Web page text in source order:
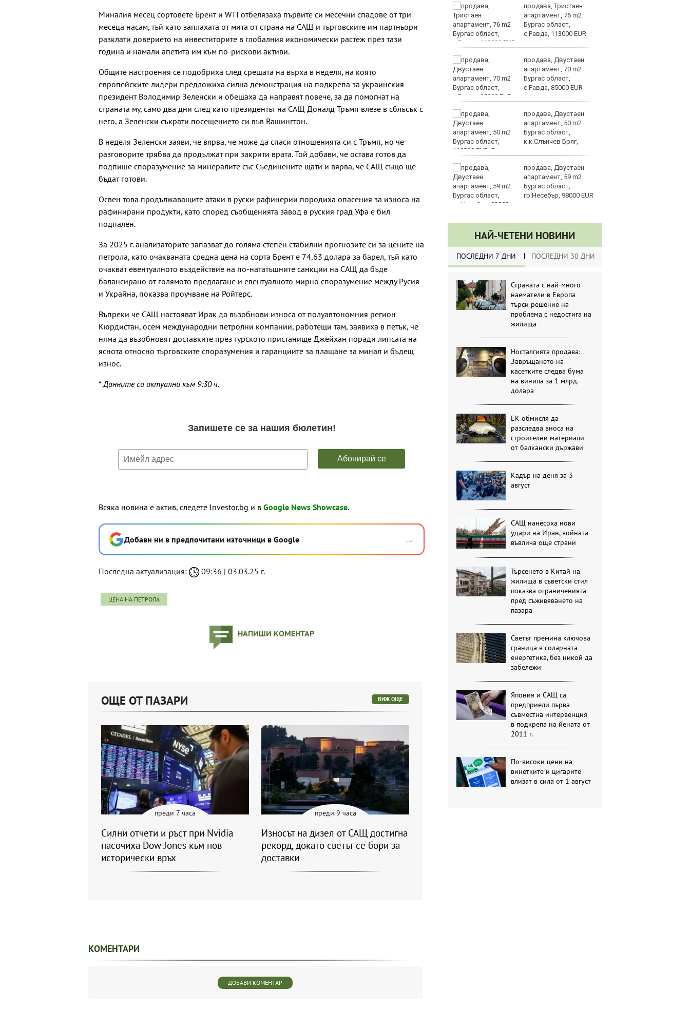
Миналия месец сортовете Брент и WTI отбелязаха първите си месечни спадове от три
месеца насам, тъй като заплахата от мита от страна на САЩ и търговските им партньори
разклати доверието на инвеститорите в глобалния икономически растеж през тази
година и намали апетита им към по-рискови активи.
Общите настроения се подобриха след срещата на върха в неделя, на която
европейските лидери предложиха силна демонстрация на подкрепа за украинския
президент Володимир Зеленски и обещаха да направят повече, за да помогнат на
страната му, само два дни след като президентът на САЩ Доналд Тръмп влезе в сблъсък с
него, а Зеленски съкрати посещението си във Вашингтон.
В неделя Зеленски заяви, че вярва, че може да спаси отношенията си с Тръмп, но че
разговорите трябва да продължат при закрити врата. Той добави, че остава готов да
подпише споразумение за минералите със Съединените щати и вярва, че САЩ също ще
бъдат готови.
Освен това продължаващите атаки в руски рафинерии породиха опасения за износа на
рафинирани продукти, като според съобщенията завод в руския град Уфа е бил
подпален.
За 2025 г. анализаторите запазват до голяма степен стабилни прогнозите си за цените на
петрола, като очакваната средна цена на сорта Брент е 74,63 долара за барел, тъй като
очакват евентуалното въздействие на по-нататъшните санкции на САЩ да бъде
балансирано от голямото предлагане и евентуалното мирно споразумение между Русия
и Украйна, показва проучване на Ройтерс.
Въпреки че САЩ настояват Ирак да възобнови износа от полуавтономния регион
Кюрдистан, осем международни петролни компании, работещи там, заявиха в петък, че
няма да възобновят доставките през турското пристанище Джейхан поради липсата на
яснота относно търговските споразумения и гаранциите за плащане за минал и бъдещ
износ.
* Данните са актуални към 9:30 ч.
Всяка новина е актив, следете Investor.bg и в Google News Showcase.
Добави ни в предпочитани източници в Google →
Последна актуализация: 09:36 | 03.03.25 г.
ЦЕНА НА ПЕТРОЛА
НАПИШИ КОМЕНТАР
Младежкия хълм в
Пловдив е от Кричим
таван на тротоар
Това са последните
евро по закон
Хванаха за ден 29
продава, Тристаен
апартамент, 76 m2
Бургас област,
с.Равда, 113000 EUR
продава, Двустаен
апартамент, 70 m2
Бургас област,
с.Равда, 85000 EUR
продава, Двустаен
апартамент, 50 m2
Бургас област,
к.к.Слънчев Бряг,
118000 EUR
продава, Двустаен
апартамент, 59 m2
Бургас област,
гр.Несебър, 98000 EUR
НАЙ-ЧЕТЕНИ НОВИНИ
ПОСЛЕДНИ 7 ДНИ ПОСЛЕДНИ 30 ДНИ
Страната с най-много
наематели в Европа
търси решение на
проблема с недостига на
жилища
Носталгията продава:
Завръщането на
касетките следва бума
на винила за 1 млрд.
долара
ЕК обмисля да
разследва вноса на
строителни материали
от балкански държави
Кадър на деня за 3
август
САЩ нанесоха нови
удари на Иран, войната
въвлича още страни
Търсенето в Китай на
жилища в съветски стил
показва ограниченията
пред съживяването на
пазара
Светът премина ключова
граница в соларната
енергетика, без никой да
забележи
Япония и САЩ са
предприели първа
съвместна интервенция
в подкрепа на йената от
2011 г.
По-високи цени на
винетките и цигарите
влизат в сила от 1 август
ОЩЕ ОТ ПАЗАРИ ВИЖ ОЩЕ
преди 7 часа
Силни отчети и ръст при Nvidia
насочиха Dow Jones към нов
исторически връх
преди 9 часа
Износът на дизел от САЩ достигна
рекорд, докато светът се бори за
доставки
КОМЕНТАРИ
ДОБАВИ КОМЕНТАР